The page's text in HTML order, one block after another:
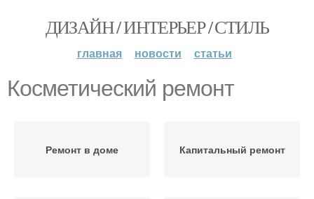
ДИЗАЙН / ИНТЕРЬЕР / СТИЛЬ
главная новости статьи
Косметический ремонт
Ремонт в доме Капитальный ремонт